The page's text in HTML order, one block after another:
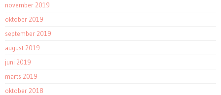
november 2019
oktober 2019
september 2019
august 2019
juni 2019
marts 2019
oktober 2018